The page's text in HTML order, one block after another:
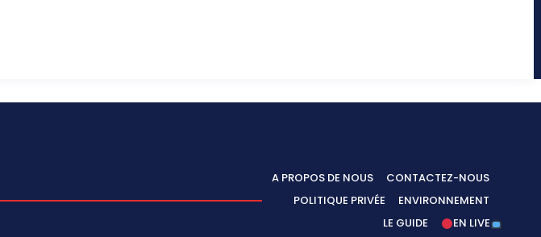
A PROPOS DE NOUS
CONTACTEZ-NOUS
POLITIQUE PRIVÉE
ENVIRONNEMENT
LE GUIDE
EN LIVE